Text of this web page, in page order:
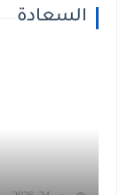
السعادة